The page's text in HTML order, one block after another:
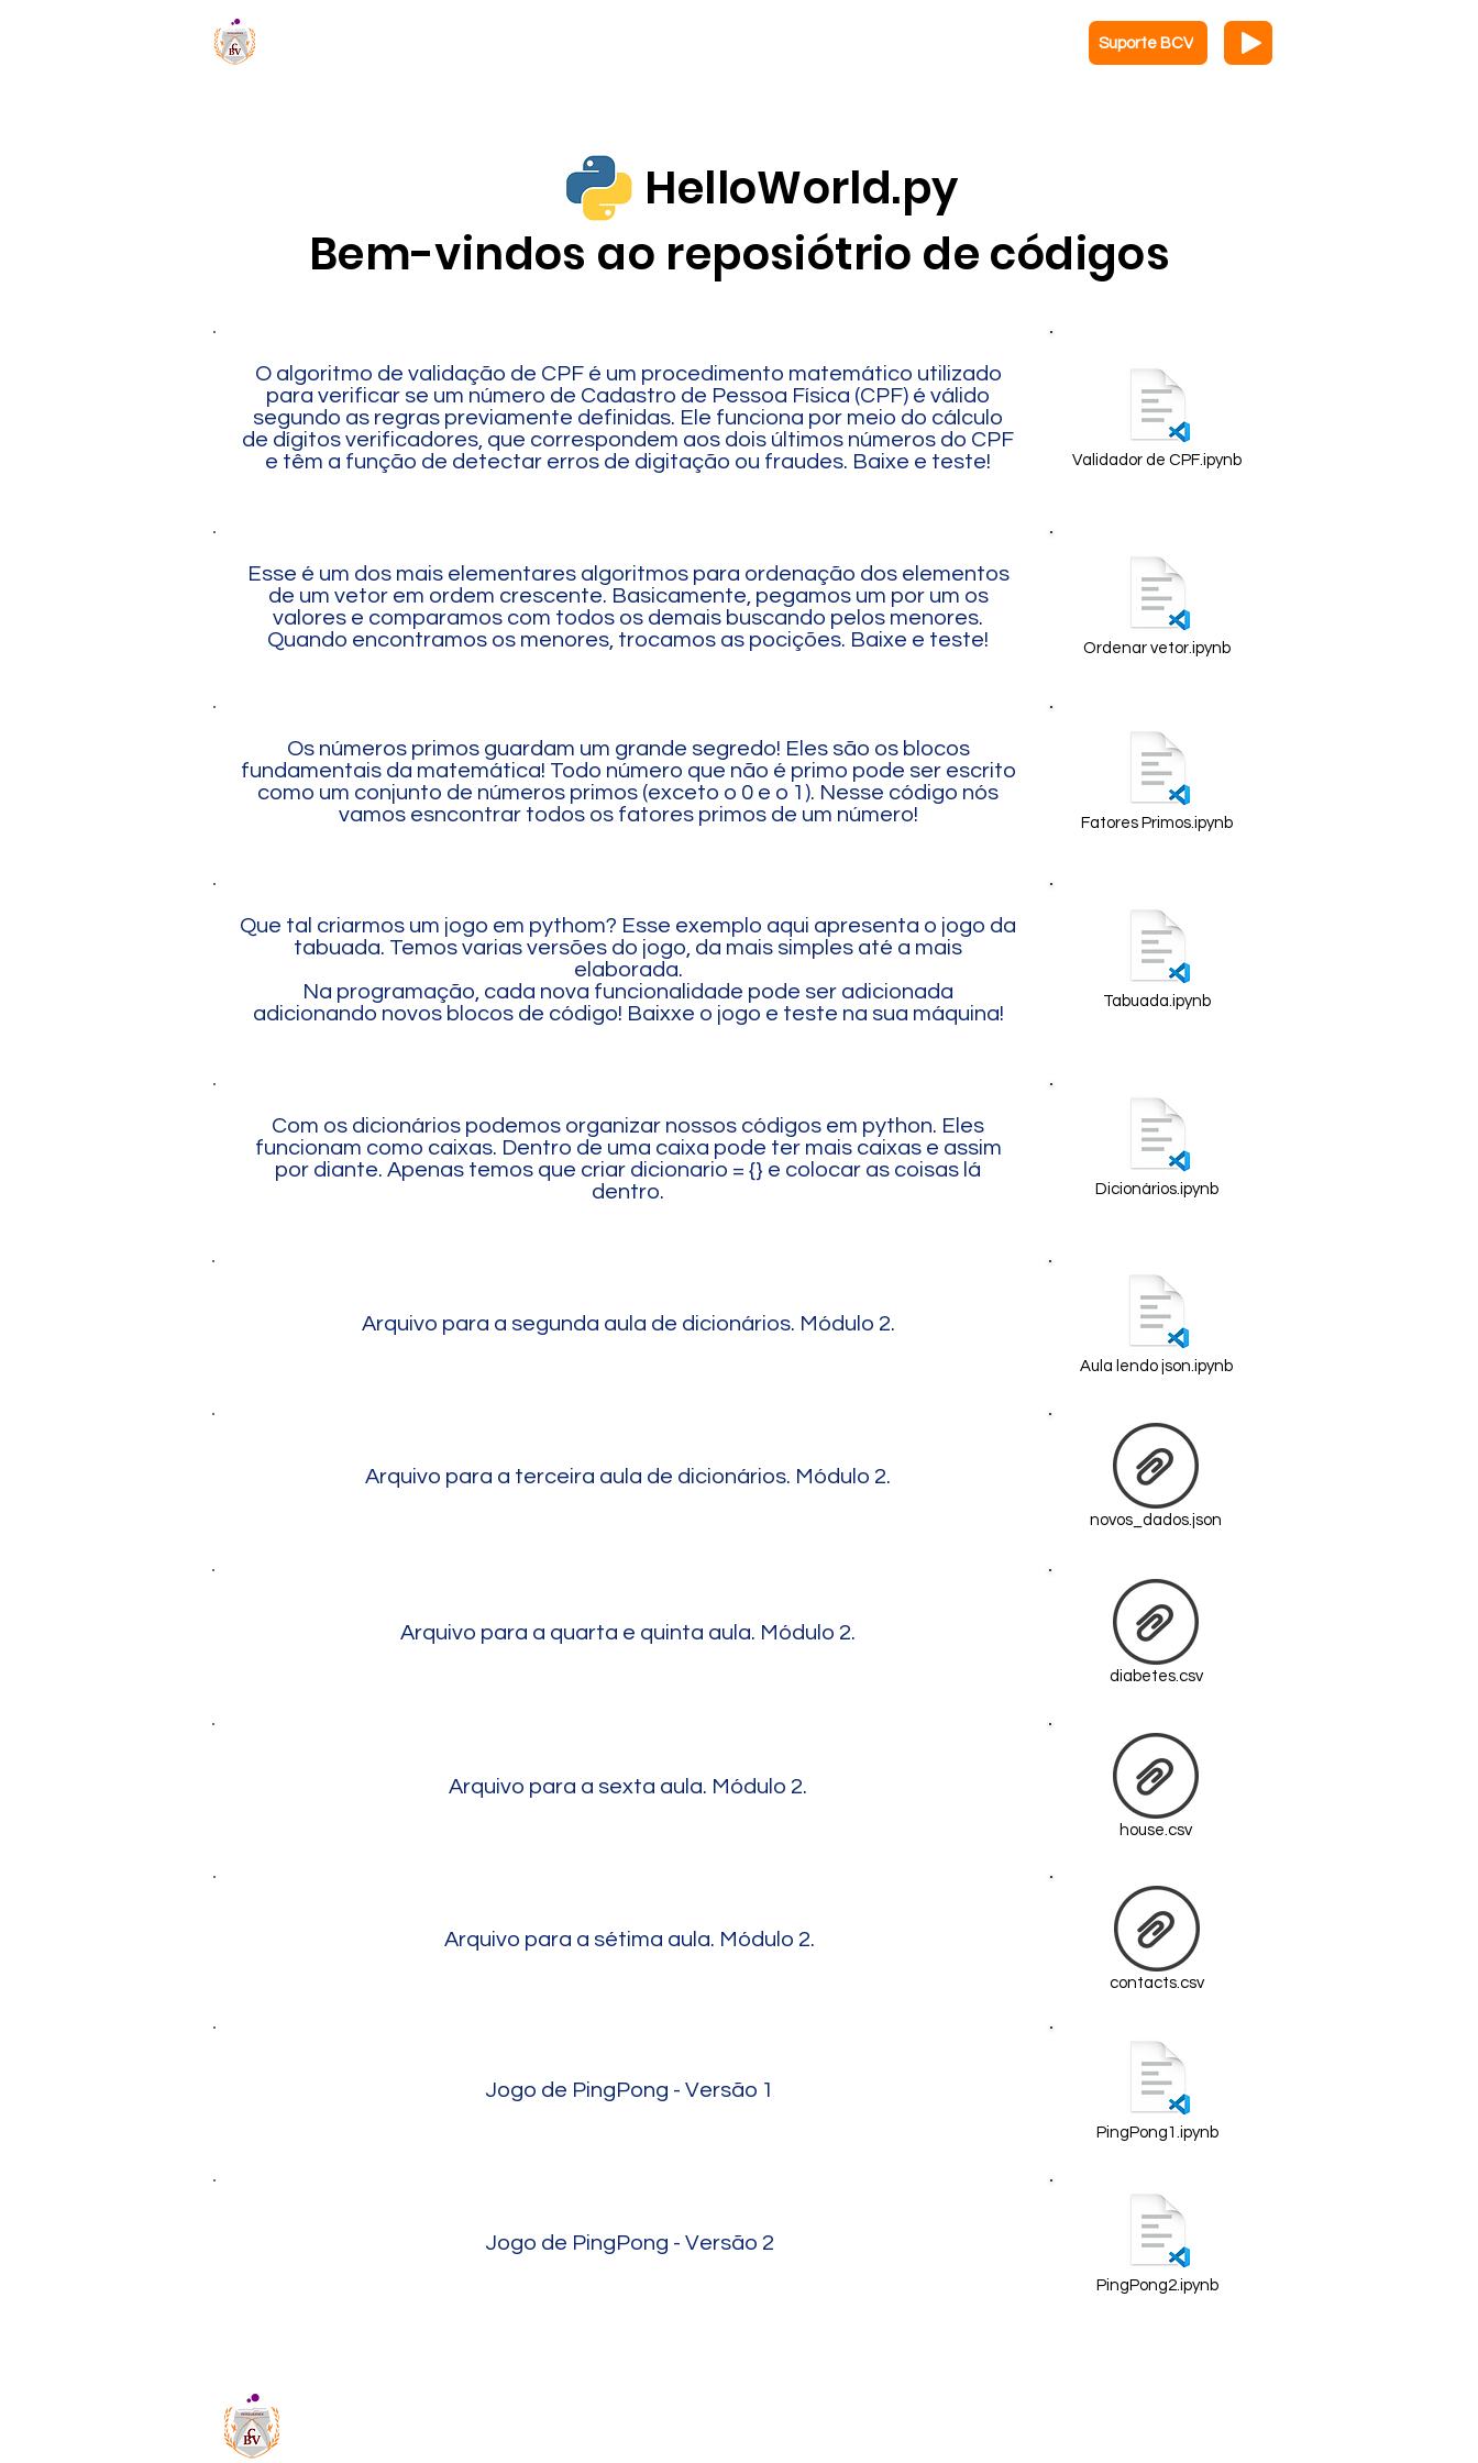
Suporte BCV
HelloWorld.py
Bem-vindos ao reposiótrio de códigos
O algoritmo de validação de CPF é um procedimento matemático utilizado
para verificar se um número de Cadastro de Pessoa Física (CPF) é válido
segundo as regras previamente definidas. Ele funciona por meio do cálculo
de dígitos verificadores, que correspondem aos dois últimos números do CPF
e têm a função de detectar erros de digitação ou fraudes. Baixe e teste!
Validador de CPF.ipynb
Esse é um dos mais elementares algoritmos para ordenação dos elementos
de um vetor em ordem crescente. Basicamente, pegamos um por um os
valores e comparamos com todos os demais buscando pelos menores.
Quando encontramos os menores, trocamos as pocições. Baixe e teste!
Ordenar vetor.ipynb
Os números primos guardam um grande segredo! Eles são os blocos
fundamentais da matemática! Todo número que não é primo pode ser escrito
como um conjunto de números primos (exceto o 0 e o 1). Nesse código nós
vamos esncontrar todos os fatores primos de um número!
Fatores Primos.ipynb
Que tal criarmos um jogo em pythom? Esse exemplo aqui apresenta o jogo da
tabuada. Temos varias versões do jogo, da mais simples até a mais
elaborada.
Na programação, cada nova funcionalidade pode ser adicionada
adicionando novos blocos de código! Baixxe o jogo e teste na sua máquina!​
Tabuada.ipynb
Com os dicionários podemos organizar nossos códigos em python. Eles
funcionam como caixas. Dentro de uma caixa pode ter mais caixas e assim
por diante. Apenas temos que criar dicionario = {} e colocar as coisas lá
dentro.
Dicionários.ipynb
Arquivo para a segunda aula de dicionários. Módulo 2.
Aula lendo json.ipynb
Arquivo para a terceira aula de dicionários. Módulo 2.
novos_dados.json
Arquivo para a quarta e quinta aula. Módulo 2.
diabetes.csv
Arquivo para a sexta aula. Módulo 2.
house.csv
Arquivo para a sétima aula. Módulo 2.
contacts.csv
Jogo de PingPong - Versão 1
PingPong1.ipynb
Jogo de PingPong - Versão 2
PingPong2.ipynb